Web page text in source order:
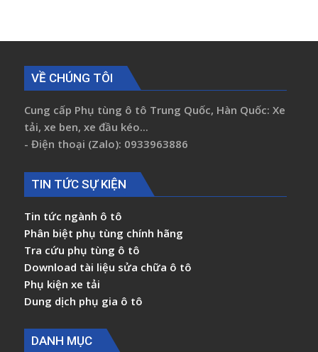
VỀ CHÚNG TÔI
Cung cấp Phụ tùng ô tô Trung Quốc, Hàn Quốc: Xe
tải, xe ben, xe đầu kéo...
- Điện thoại (Zalo): 0933963886
TIN TỨC SỰ KIỆN
Tin tức ngành ô tô
Phân biệt phụ tùng chính hãng
Tra cứu phụ tùng ô tô
Download tài liệu sửa chữa ô tô
Phụ kiện xe tải
Dung dịch phụ gia ô tô
DANH MỤC